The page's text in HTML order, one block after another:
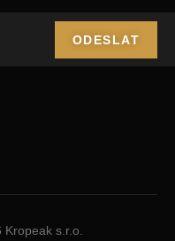
ODESLAT
s.r.o.